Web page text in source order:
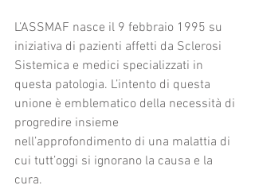
L’ASSMAF nasce il 9 febbraio 1995 su
iniziativa di pazienti affetti da Sclerosi
Sistemica e medici specializzati in
questa patologia. L’intento di questa
unione è emblematico della necessità di
progredire insieme
nell’approfondimento di una malattia di
cui tutt’oggi si ignorano la causa e la
cura.